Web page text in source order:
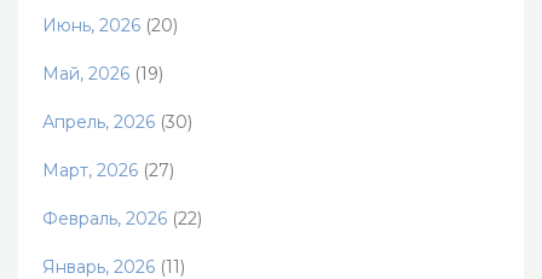
Июнь, 2026 (20)
Май, 2026 (19)
Апрель, 2026 (30)
Март, 2026 (27)
Февраль, 2026 (22)
Январь, 2026 (11)